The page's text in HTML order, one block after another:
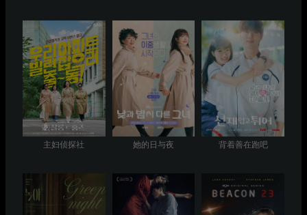
主妇侦探社 她的日与夜 背着善在跑吧